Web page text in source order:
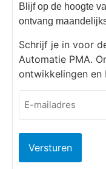
Blijf op de hoogte
ontvang
Schrijf je in voor
Automatie PMA.
ontwikkelingen en
E-
mailadres